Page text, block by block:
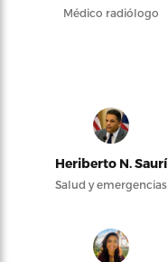
Médico radiólogo
Heriberto N. Saurí
Salud y emergencias